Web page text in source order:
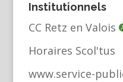
Institutionnels
CC Retz en Valois
Horaires Scol'tus
www.service-